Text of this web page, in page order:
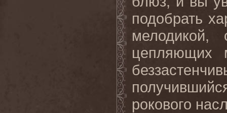
подобрать
цепляющих
рокового